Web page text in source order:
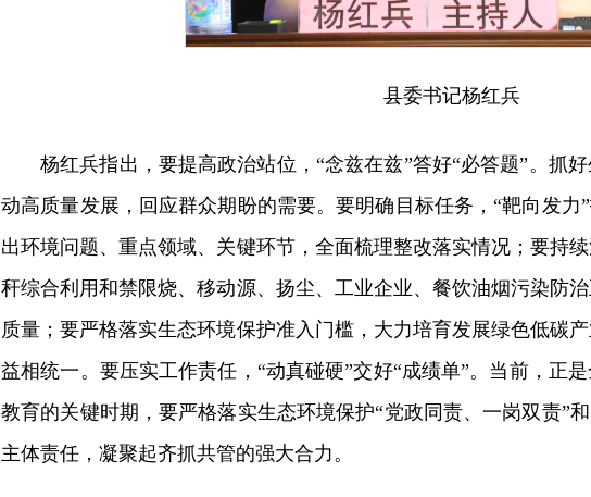
县委书记杨红兵
杨红兵指出，要提高政治站位，“念兹在兹”答好“必答题”。抓
动高质量发展，回应群众期盼的需要。要明确目标任务，“靶向发力
出环境问题、重点领域、关键环节，全面梳理整改落实情况；要持
秆综合利用和禁限烧、移动源、扬尘、工业企业、餐饮油烟污染防
质量；要严格落实生态环境保护准入门槛，大力培育发展绿色低碳
益相统一。要压实工作责任，“动真碰硬”交好“成绩单”。当前，正
教育的关键时期，要严格落实生态环境保护“党政同责、一岗双责”
主体责任，凝聚起齐抓共管的强大合力。